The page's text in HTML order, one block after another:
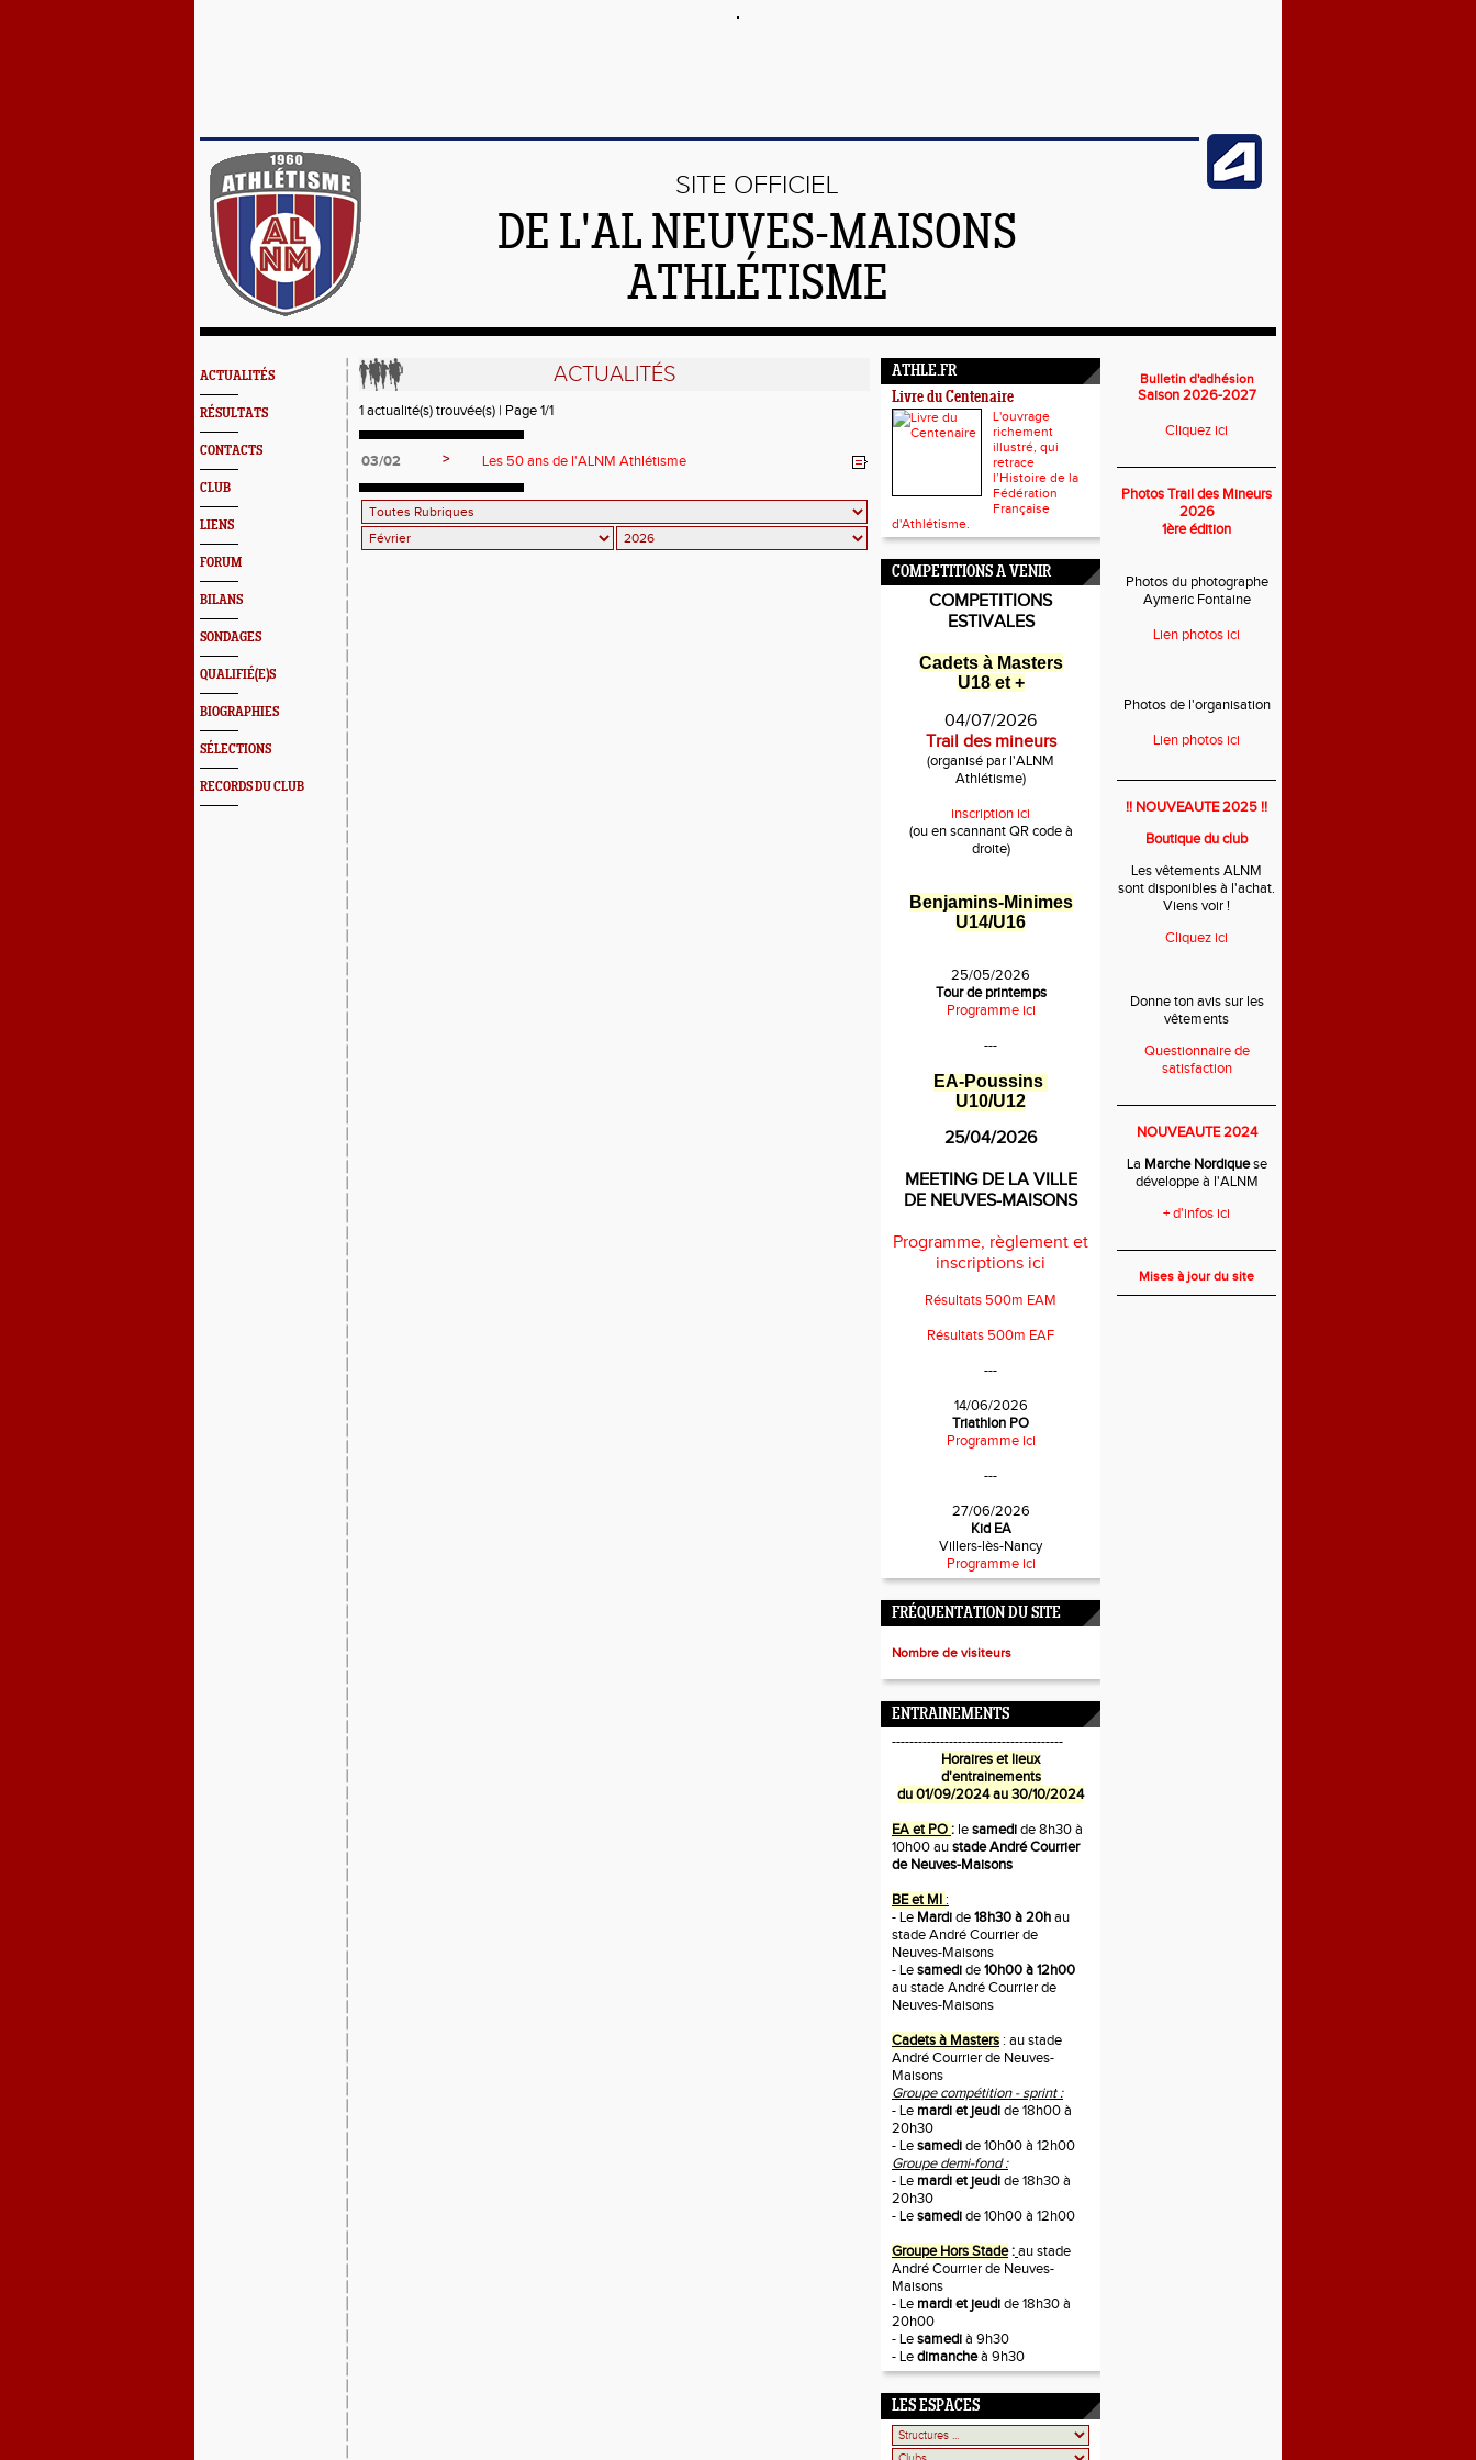
SITE OFFICIEL
DE L'AL NEUVES-MAISONS
ATHLÉTISME
ACTUALITÉS
RÉSULTATS
CONTACTS
CLUB
LIENS
FORUM
BILANS
SONDAGES
QUALIFIÉ(E)S
BIOGRAPHIES
SÉLECTIONS
RECORDS DU CLUB
ACTUALITÉS
1 actualité(s) trouvée(s) | Page 1/1
03/02 > Les 50 ans de l'ALNM Athlétisme
ATHLE.FR
Livre du Centenaire
L'ouvrage
richement
illustré, qui
retrace
l’Histoire de la
Fédération
Française
d'Athlétisme.
COMPETITIONS A VENIR
COMPETITIONS
ESTIVALES
Cadets à Masters
U18 et +
04/07/2026
Trail des mineurs
(organisé par l'ALNM
Athlétisme)
inscription ici
(ou en scannant QR code à
droite)
Benjamins-Minimes
U14/U16
25/05/2026
Tour de printemps
Programme ici
---
EA-Poussins
U10/U12
25/04/2026
MEETING DE LA VILLE
DE NEUVES-MAISONS
Programme, règlement et
inscriptions ici
Résultats 500m EAM
Résultats 500m EAF
---
14/06/2026
Triathlon PO
Programme ici
---
27/06/2026
Kid EA
Villers-lès-Nancy
Programme ici
FRÉQUENTATION DU SITE
Nombre de visiteurs
ENTRAINEMENTS
---------------------------------------
Horaires et lieux
d'entrainements
du 01/09/2024 au 30/10/2024
EA et PO: lesamedide 8h30 à
10h00 austade André Courrier
de Neuves-Maisons
BE et MI :
- Le Mardide18h30 à 20hau
stade André Courrier de
Neuves-Maisons
- Lesamedide10h00 à 12h00
au stade André Courrier de
Neuves-Maisons
Cadets à Masters : au stade
André Courrier de Neuves-
Maisons
Groupe compétition - sprint :
- Le mardi et jeudide 18h00 à
20h30
- Lesamedide 10h00 à 12h00
Groupe demi-fond :
- Le mardi et jeudide 18h30 à
20h30
- Lesamedide 10h00 à 12h00
Groupe Hors Stade:au stade
André Courrier de Neuves-
Maisons
- Le mardi et jeudide 18h30 à
20h00
- Lesamedià 9h30
- Ledimancheà 9h30
LES ESPACES
Bulletin d'adhésion
Saison 2026-2027
Cliquez ici
Photos Trail des Mineurs
2026
1ère édition
Photos du photographe
Aymeric Fontaine
Lien photos ici
Photos de l'organisation
Lien photos ici
!! NOUVEAUTE 2025 !!
Boutique du club
Les vêtements ALNM
sont disponibles à l'achat.
Viens voir !
Cliquez ici
Donne ton avis sur les
vêtements
Questionnaire de
satisfaction
NOUVEAUTE 2024
La Marche Nordiquese
développe à l'ALNM
+ d'infos ici
Mises à jour du site